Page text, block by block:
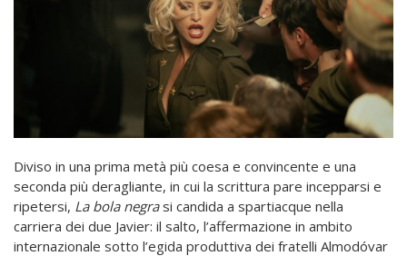
Diviso in una prima metà più coesa e convincente e una
seconda più deragliante, in cui la scrittura pare incepparsi e
ripetersi, La bola negrasi candida a spartiacque nella
carriera dei due Javier: il salto, l’affermazione in ambito
internazionale sotto l’egida produttiva dei fratelli Almodóvar